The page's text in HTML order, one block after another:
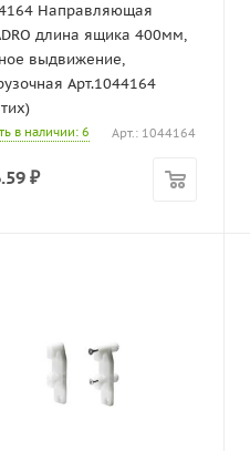
Направляющая
длина ящика 400мм,
выдвижение,
Арт.1044164
в наличии: 6 Арт.: 1044164
₽